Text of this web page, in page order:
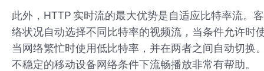
此外，HTTP 实时流的最大优势是自适应比特率流。
络状况自动选择不同比特率的视频流，当条件允许时
当网络繁忙时使用低比特率，并在两者之间自动切换
不稳定的移动设备网络条件下流畅播放非常有帮助。